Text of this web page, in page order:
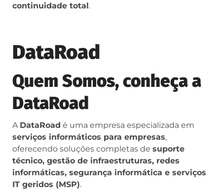
continuidade total.
DataRoad
Quem Somos, conheça a
DataRoad
A DataRoad é uma empresa especializada em
serviços informáticos para empresas,
oferecendo soluções completas de suporte
técnico, gestão de infraestruturas, redes
informáticas, segurança informática e serviços
IT geridos (MSP).